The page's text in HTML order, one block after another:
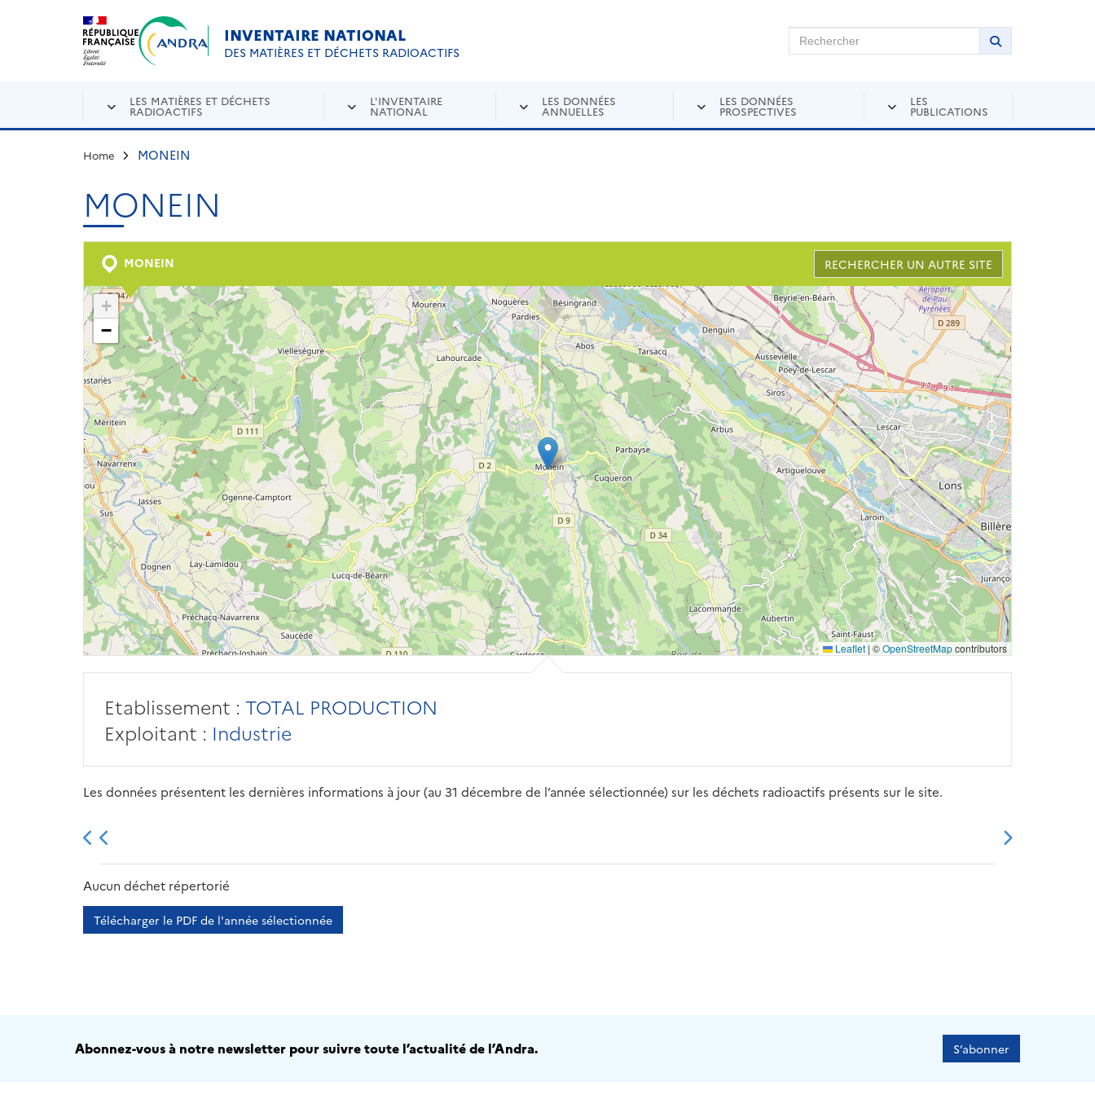
Aller au contenu principal
INVENTAIRE NATIONAL
DES MATIÈRES ET DÉCHETS RADIOACTIFS
Rechercher sur Andra Inventaire Rechercher
Lancer la
LES MATIÈRES ET DÉCHETS
RADIOACTIFS
L'INVENTAIRE
NATIONAL
LES DONNÉES
ANNUELLES
LES DONNÉES
PROSPECTIVES
LES
PUBLICATIONS
Home MONEIN
MONEIN
MONEIN RECHERCHER UN AUTRE SITE
+
−
Leaflet | ©OpenStreetMapcontributors
Etablissement : TOTAL PRODUCTION
Exploitant : Industrie
Les données présentent les dernières informations à jour (au 31 décembre de l’année sélectionnée) sur les déchets radioactifs présents sur le site.
2013 2014
Aucun déchet répertorié
Télécharger le PDF de l'année sélectionnée
Abonnez-vous à notre newsletter pour suivre toute l’actualité de l’Andra. S’abonner